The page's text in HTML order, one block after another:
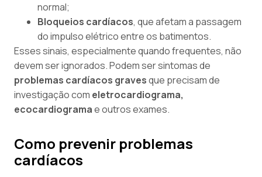
normal;
Bloqueios cardíacos, que afetam a passagem
do impulso elétrico entre os batimentos.
Esses sinais, especialmente quando frequentes, não
devem ser ignorados. Podem ser sintomas de
problemas cardíacos gravesque precisam de
investigação com eletrocardiograma,
ecocardiogramae outros exames.
Como prevenir problemas
cardíacos